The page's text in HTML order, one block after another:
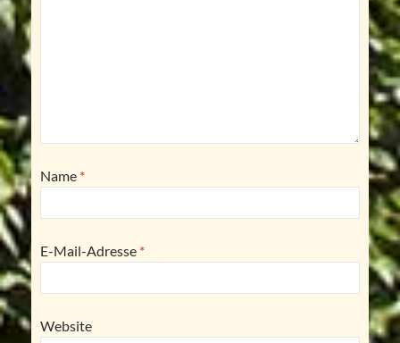
Name *
E-Mail-Adresse *
Website